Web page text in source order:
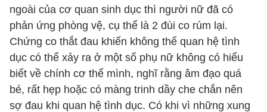
ngoài của cơ quan sinh dục thì người nữ đã có
phản ứng phòng vệ, cụ thể là 2 đùi co rúm lại.
Chứng co thắt đau khiến không thể quan hệ tình
dục có thể xảy ra ở một số phụ nữ không có hiểu
biết về chính cơ thể mình, nghĩ rằng âm đạo quá
bé, rất hẹp hoặc có màng trinh dầy che chắn nên
sợ đau khi quan hệ tình dục. Có khi vì những xung